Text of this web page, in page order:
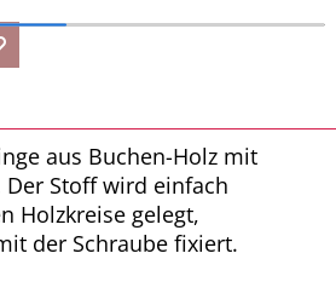
aus Buchen-Holz mit
Der Stoff wird einfach
Holzkreise gelegt,
der Schraube fixiert.